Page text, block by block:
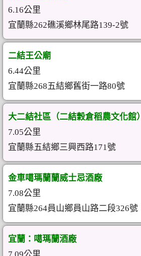
6.16公里
宜蘭縣262礁溪鄉林尾路139-2號
二結王公廟
6.44公里
宜蘭縣268五結鄉舊街一路80號
大二結社區（二結穀倉稻農文化館）
7.05公里
宜蘭縣五結鄉三興西路171號
金車噶瑪蘭蘭威士忌酒廠
7.08公里
宜蘭縣264員山鄉員山路二段326號
宜蘭：噶瑪蘭酒廠